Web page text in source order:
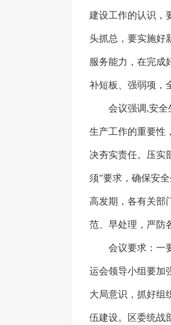
建设工作的认识，
头抓总，要实施好
服务能力，在完成
补短板、强弱项，
会议强调,安
生产工作的重要性
决夯实责任。压实
须”要求，确保安
高发期，各有关部
范、早处理，严防
会议要求：一
运会领导小组要加
大局意识，抓好组
伍建设。区委统战